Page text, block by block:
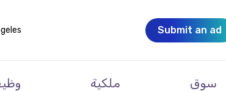
Submit an ad
ملكية سوق